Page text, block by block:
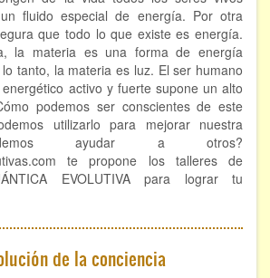
de la conciencia
Evolutiva
- - Próximamente TALLER
fluido especial de energía. Por otra
que todo lo que existe es energía.
la materia es una forma de energía
tanto, la materia es luz. El ser humano
activo y fuerte supone un alto
podemos ser conscientes de este
utilizarlo para mejorar nuestra
ayudar a otros?
te propone los talleres de
EVOLUTIVA para lograr tu
de la conciencia